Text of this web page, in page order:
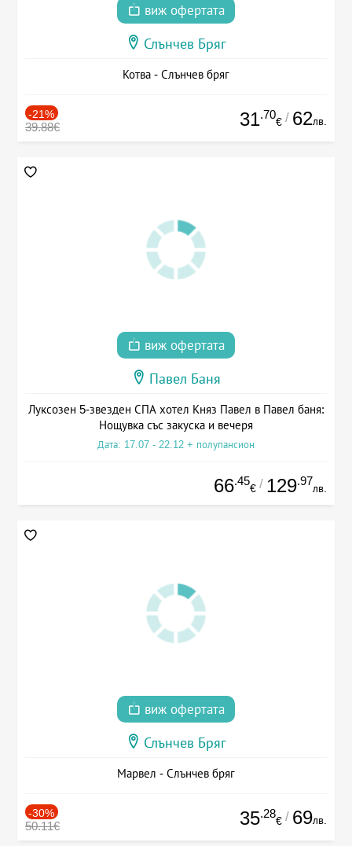
виж офертата
Слънчев Бряг
Котва - Слънчев бряг
-21%
39.88€ 31.70
€ / 62лв.
виж офертата
Павел Баня
Луксозен 5-звезден СПА хотел Княз Павел в Павел баня:
Нощувка със закуска и вечеря
Дата: 17.07 - 22.12 + полупансион
66.45
€ / 129.97
лв.
виж офертата
Слънчев Бряг
Марвел - Слънчев бряг
-30%
50.11€ 35.28
€ / 69лв.